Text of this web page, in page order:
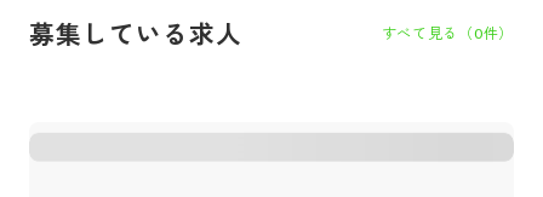
募集している求人 すべて見る（0件）